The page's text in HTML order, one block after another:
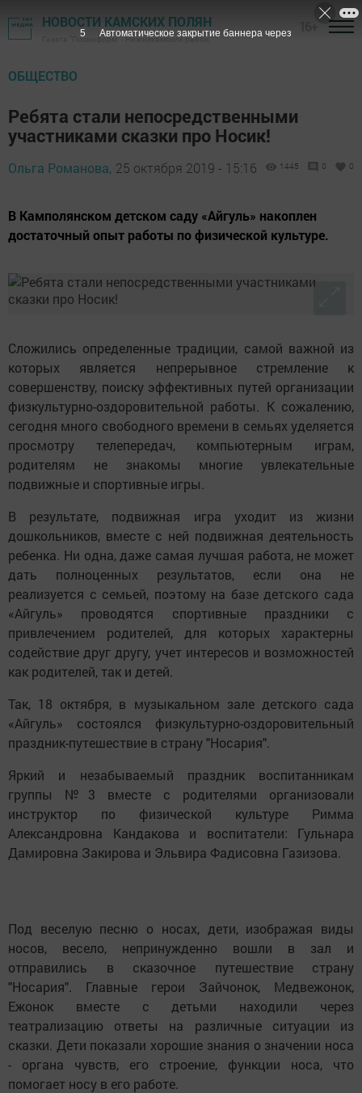
НОВОСТИ КАМСКИХ ПОЛЯН
Газета "Посинформ" - Нижнекамский район
ОБЩЕСТВО
Ребята стали непосредственными
участниками сказки про Носик!
Ольга Романова, 25 октября 2019 - 15:16 1445 0 0
В Камполянском детском саду «Айгуль» накоплен
достаточный опыт работы по физической культуре.
Сложились определенные традиции, самой важной из
которых является непрерывное стремление к
совершенству, поиску эффективных путей организации
физкультурно-оздоровительной работы. К сожалению,
сегодня много свободного времени в семьях уделяется
просмотру телепередач, компьютерным играм,
родителям не знакомы многие увлекательные
подвижные и спортивные игры.
В результате, подвижная игра уходит из жизни
дошкольников, вместе с ней подвижная деятельность
ребенка. Ни одна, даже самая лучшая работа, не может
дать полноценных результатов, если она не
реализуется с семьей, поэтому на базе детского сада
«Айгуль» проводятся спортивные праздники с
привлечением родителей, для которых характерны
содействие друг другу, учет интересов и возможностей
как родителей, так и детей.
Так, 18 октября, в музыкальном зале детского сада
«Айгуль» состоялся физкультурно-оздоровительный
праздник-путешествие в страну "Носария".
Яркий и незабываемый праздник воспитанникам
группы №3 вместе с родителями организовали
инструктор по физической культуре Римма
Александровна Кандакова и воспитатели: Гульнара
Дамировна Закирова и Эльвира Фадисовна Газизова.
Под веселую песню о носах, дети, изображая виды
носов, весело, непринужденно вошли в зал и
отправились в сказочное путешествие страну
"Носария". Главные герои Зайчонок, Медвежонок,
Ежонок вместе с детьми находили через
театрализацию ответы на различные ситуации из
сказки. Дети показали хорошие знания о значении носа
- органа чувств, его строение, функции носа, что
помогает носу в его работе.
3 Автоматическое закрытие баннера через